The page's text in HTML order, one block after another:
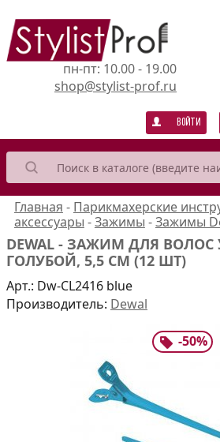
пн-пт: 10.00 - 19.00
shop@stylist-prof.ru
Войти
Главная - Парикмахерские
аксессуары -Зажимы -Зажимы
DEWAL - ЗАЖИМ ДЛЯ
ГОЛУБОЙ, 5,5 СМ (12 ШТ)
Арт.: Dw-CL2416 blue
Производитель: Dewal
-50%